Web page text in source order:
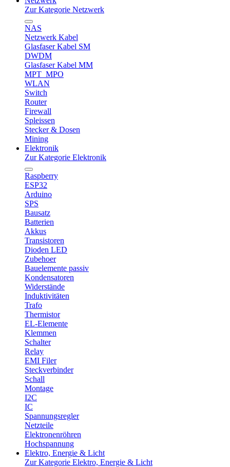
Zur Kategorie Netzwerk
NAS
Netzwerk Kabel
Glasfaser Kabel SM
DWDM
Glasfaser Kabel MM
MPT_MPO
WLAN
Switch
Router
Firewall
Spleissen
Stecker & Dosen
Mining
Elektronik
Zur Kategorie Elektronik
Raspberry
ESP32
Arduino
SPS
Bausatz
Batterien
Akkus
Transistoren
Dioden LED
Zubehoer
Bauelemente passiv
Kondensatoren
Widerstände
Induktivitäten
Trafo
Thermistor
EL-Elemente
Klemmen
Schalter
Relay
EMI Filer
Steckverbinder
Schall
Montage
I2C
IC
Spannungsregler
Netzteile
Elektronenröhren
Hochspannung
Elektro, Energie & Licht
Zur Kategorie Elektro, Energie & Licht